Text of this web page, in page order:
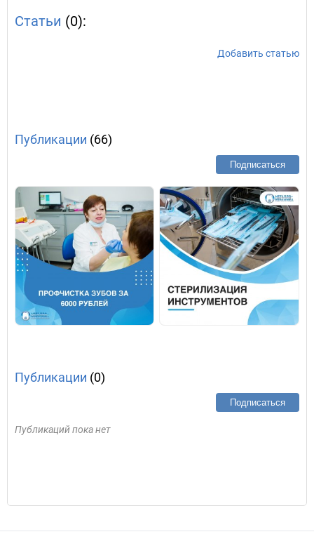
Статьи (0):
Добавить статью
Публикации (66)
Подписаться
Публикации (0)
Подписаться
Публикаций пока нет